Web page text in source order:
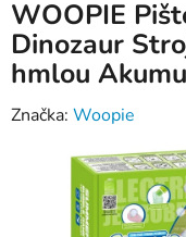
WOOPIE
Dinozaur
hmlou
Značka: Woopie